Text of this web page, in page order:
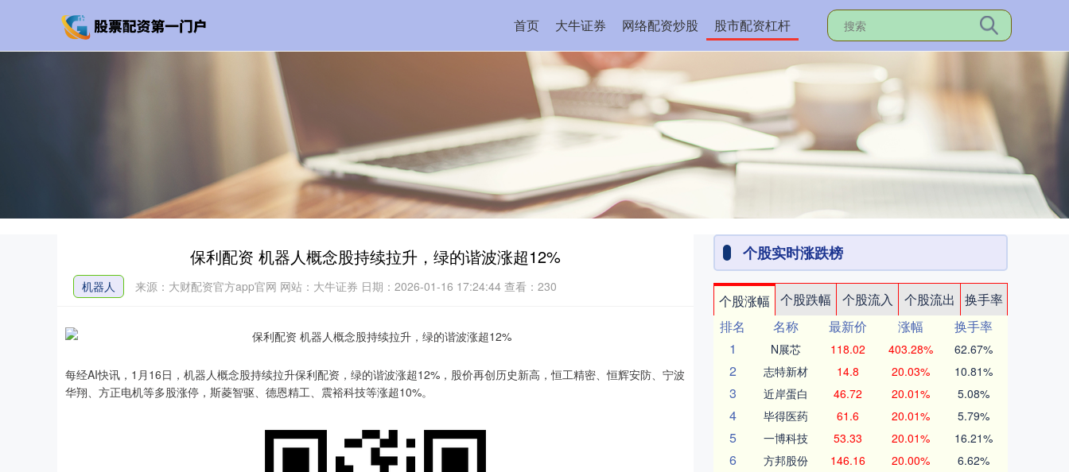
首页 大牛证券 网络配资炒股 股市配资杠杆
保利配资 机器人概念股持续拉升，绿的谐波涨超12%
机器人 来源：大财配资官方app官网 网站：大牛证券 日期：2026-01-16 17:24:44 查看：230
每经AI快讯，1月16日，机器人概念股持续拉升保利配资，绿的谐波涨超12%，股价再创历史新高，恒工精密、恒辉安防、宁波
华翔、方正电机等多股涨停，斯菱智驱、德恩精工、震裕科技等涨超10%。
个股实时涨跌榜
个股涨幅 个股跌幅 个股流入 个股流出
换手率
排名
名称 最新价 涨幅
换手率
1
N展芯 118.02 403.28% 62.67%
2 志特新材 14.8 20.03% 10.81%
3 近岸蛋白 46.72 20.01% 5.08%
4 毕得医药 61.6 20.01% 5.79%
5 一博科技 53.33 20.01% 16.21%
6 方邦股份 146.16 20.00% 6.62%